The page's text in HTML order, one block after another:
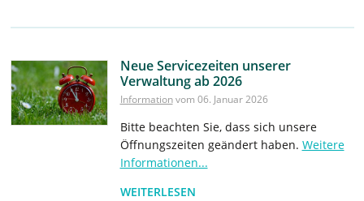
Neue Servicezeiten unserer
Verwaltung ab 2026
Informationvom 06. Januar 2026
Bitte beachten Sie, dass sich unsere
Öffnungszeiten geändert haben. Weitere
Informationen...
WEITERLESEN